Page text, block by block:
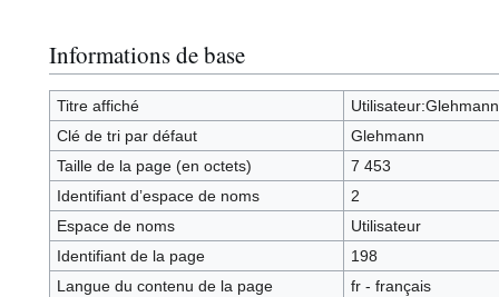
Informations de base
Titre affiché
Utilisateur:Glehmann
Clé de tri par défaut
Glehmann
Taille de la page (en octets)
7 453
Identifiant dʼespace de noms
2
Espace de noms
Utilisateur
Identifiant de la page
198
Langue du contenu de la page
fr - français